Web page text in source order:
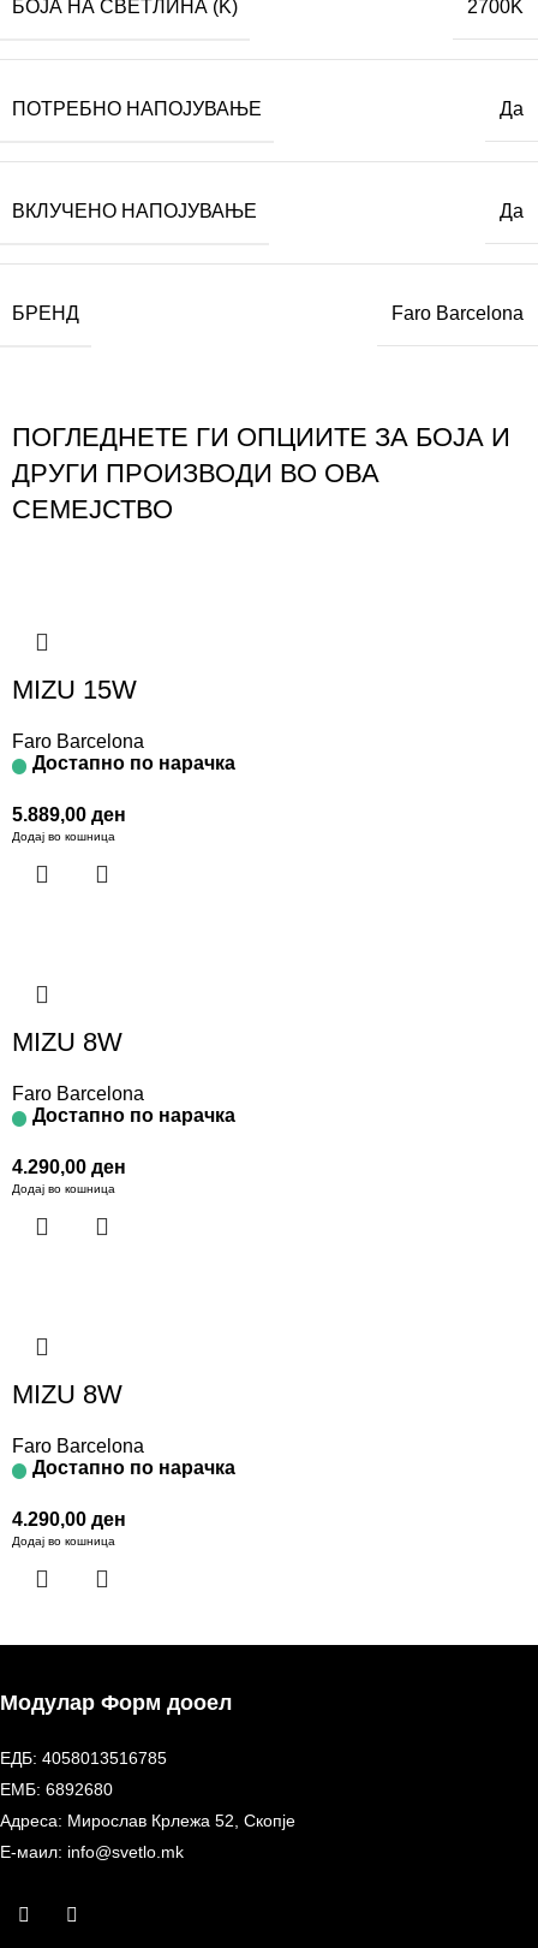
БОЈА НА СВЕТЛИНА (K) 2700K
ПОТРЕБНО НАПОЈУВАЊЕ Да
ВКЛУЧЕНО НАПОЈУВАЊЕ Да
БРЕНД Faro Barcelona
ПОГЛЕДНЕТЕ ГИ ОПЦИИТЕ ЗА БОЈА И
ДРУГИ ПРОИЗВОДИ ВО ОВА
СЕМЕЈСТВО
MIZU 15W
Faro Barcelona
Достапно по нарачка
5.889,00 ден
Додај во кошница
MIZU 8W
Faro Barcelona
Достапно по нарачка
4.290,00 ден
Додај во кошница
MIZU 8W
Faro Barcelona
Достапно по нарачка
4.290,00 ден
Додај во кошница
Модулар Форм дооел
ЕДБ: 4058013516785
ЕМБ: 6892680
Адреса: Мирослав Крлежа 52, Скопје
Е-маил: info@svetlo.mk